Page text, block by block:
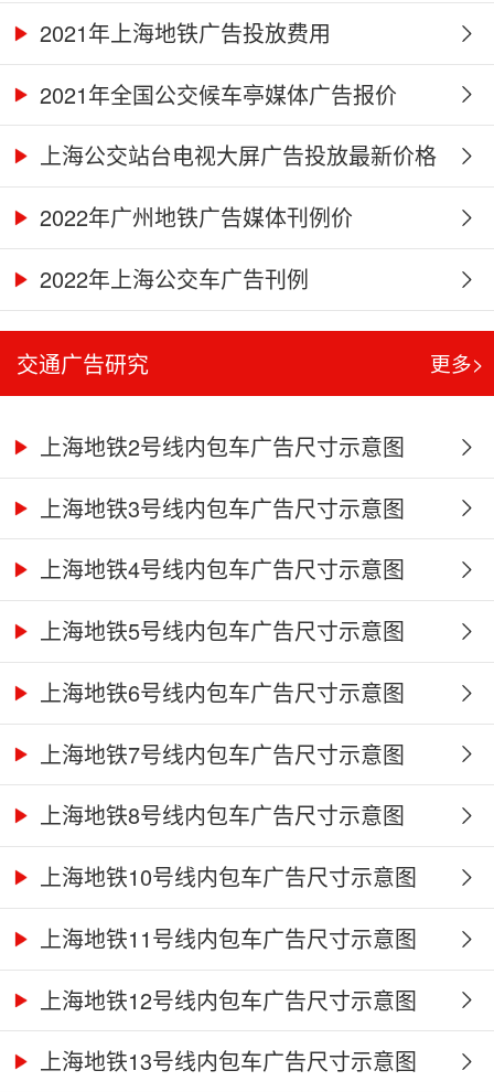
2021年上海地铁广告投放费用
2021年全国公交候车亭媒体广告报价
上海公交站台电视大屏广告投放最新价格
2022年广州地铁广告媒体刊例价
2022年上海公交车广告刊例
交通广告研究 更多>
上海地铁2号线内包车广告尺寸示意图
上海地铁3号线内包车广告尺寸示意图
上海地铁4号线内包车广告尺寸示意图
上海地铁5号线内包车广告尺寸示意图
上海地铁6号线内包车广告尺寸示意图
上海地铁7号线内包车广告尺寸示意图
上海地铁8号线内包车广告尺寸示意图
上海地铁10号线内包车广告尺寸示意图
上海地铁11号线内包车广告尺寸示意图
上海地铁12号线内包车广告尺寸示意图
上海地铁13号线内包车广告尺寸示意图